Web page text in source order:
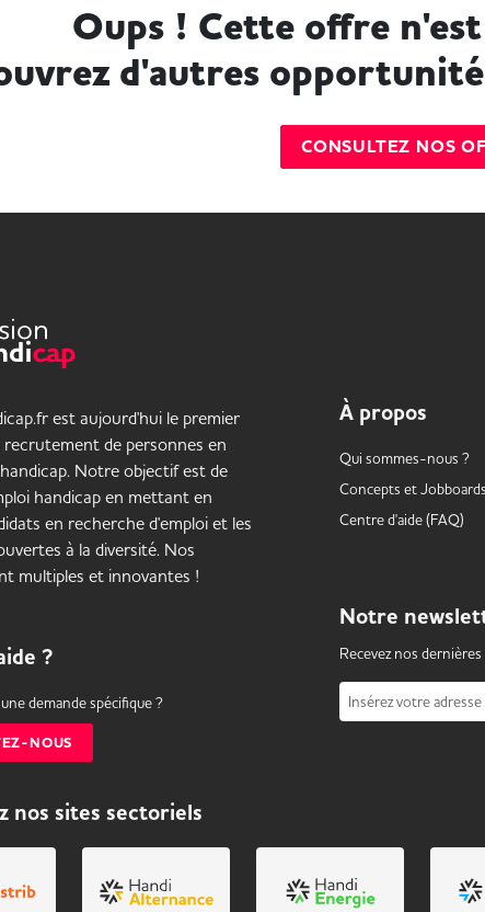
Oups ! Cette offre
d'autres
CONSULTEZ NOS
est aujourd'hui le premier
recrutement de personnes en
Notre objectif est de
handicap en mettant en
en recherche d'emploi et les
à la diversité. Nos
multiples et innovantes !
?
demande spécifique ?
NOUS
À propos
Qui sommes-nous ?
Concepts etJobboards
Centre d'aide (FAQ)
Notre
Recevez nos
Insérez votre
nos sites sectoriels